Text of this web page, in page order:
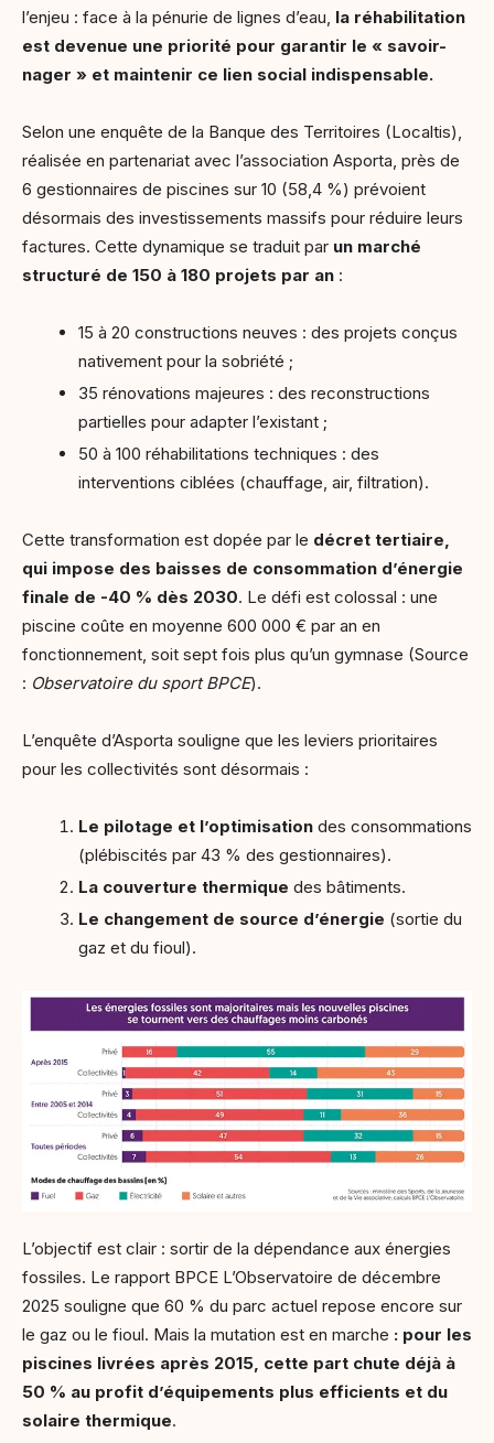
l’enjeu : face à la pénurie de lignes d’eau, la réhabilitation
est devenue une priorité pour garantir le « savoir-
nager » et maintenir ce lien social indispensable.
Selon une enquête de la Banque des Territoires (Localtis),
réalisée en partenariat avec l’association Asporta, près de
6 gestionnaires de piscines sur 10 (58,4 %) prévoient
désormais des investissements massifs pour réduire leurs
factures. Cette dynamique se traduit par un marché
structuré de 150 à 180 projets par an :
15 à 20 constructions neuves : des projets conçus
nativement pour la sobriété ;
35 rénovations majeures : des reconstructions
partielles pour adapter l’existant ;
50 à 100 réhabilitations techniques : des
interventions ciblées (chauffage, air, filtration).
Cette transformation est dopée par le décret tertiaire,
qui impose des baisses de consommation d’énergie
finale de -40 % dès 2030. Le défi est colossal : une
piscine coûte en moyenne 600 000 € par an en
fonctionnement, soit sept fois plus qu’un gymnase (Source
: Observatoire du sport BPCE).
L’enquête d’Asporta souligne que les leviers prioritaires
pour les collectivités sont désormais :
Le pilotage et l’optimisation des consommations
(plébiscités par 43 % des gestionnaires).
La couverture thermique des bâtiments.
Le changement de source d’énergie (sortie du
gaz et du fioul).
L’objectif est clair : sortir de la dépendance aux énergies
fossiles. Le rapport BPCE L’Observatoire de décembre
2025 souligne que 60 % du parc actuel repose encore sur
le gaz ou le fioul. Mais la mutation est en marche : pour les
piscines livrées après 2015, cette part chute déjà à
50 % au profit d’équipements plus efficients et du
solaire thermique.